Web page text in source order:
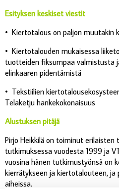
Esityksen keskiset viestit
• Kiertotalous on paljon muutakin
• Kiertotalouden mukaisessa
tuotteiden fiksumpaa valmistusta
elinkaaren pidentämistä
• Tekstiilien
Telaketju hankekokonaisuus
Alustuksen pitäjä
Pirjo Heikkilä on toiminut
tutkimuksessa vuodesta 1999 ja
vuosina hänen tutkimustyönsä on
kierrätykseen ja kiertotalouteen, ja
aiheissa.